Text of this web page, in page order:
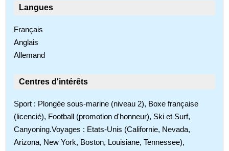
Langues
Français
Anglais
Allemand
Centres d'intérêts
Sport : Plongée sous-marine (niveau 2), Boxe française
(licencié), Football (promotion d'honneur), Ski et Surf,
Canyoning.Voyages : Etats-Unis (Californie, Nevada,
Arizona, New York, Boston, Louisiane, Tennessee),